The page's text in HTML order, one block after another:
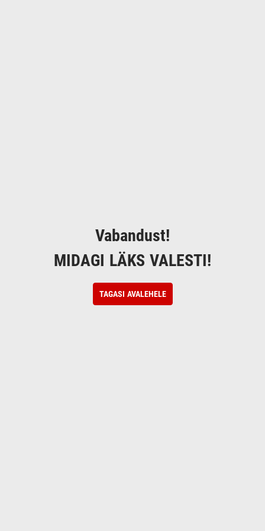
Vabandust!
MIDAGI LÄKS VALESTI!
TAGASI AVALEHELE